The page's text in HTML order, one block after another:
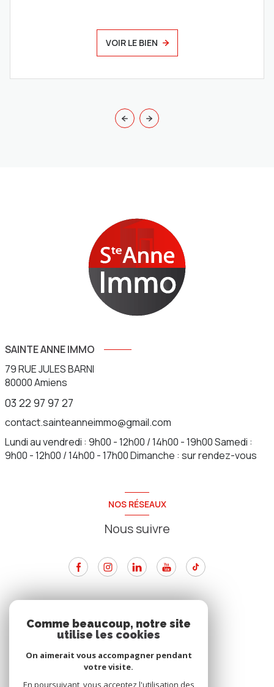
VOIR LE BIEN
SAINTE ANNE IMMO
79 RUE JULES BARNI
80000Amiens
03 22 97 97 27
contact.sainteanneimmo@gmail.com
Lundi au vendredi : 9h00 - 12h00 / 14h00 - 19h00 Samedi :
9h00 - 12h00 / 14h00 - 17h00 Dimanche : sur rendez-vous
NOS RÉSEAUX
Nous suivre
Nous adhérons
Comme beaucoup, notre site
utilise les cookies
On aimerait vous accompagner pendant
votre visite.
En poursuivant, vous acceptez l'utilisation des